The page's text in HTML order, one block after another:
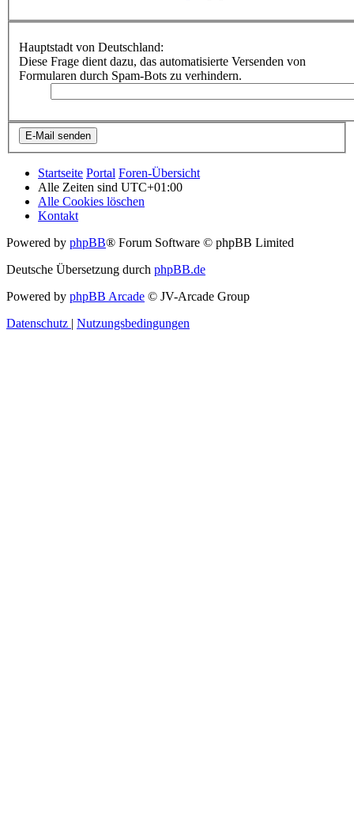
Hauptstadt von Deutschland:
Diese Frage dient dazu, das automatisierte Versenden von
Formularen durch Spam-Bots zu verhindern.
Startseite Portal Foren-Übersicht
Alle Zeiten sind UTC+01:00
Alle Cookies löschen
Kontakt
Powered by phpBB® Forum Software © phpBB Limited
Deutsche Übersetzung durch phpBB.de
Powered by phpBB Arcade © JV-Arcade Group
Datenschutz
Nutzungsbedingungen